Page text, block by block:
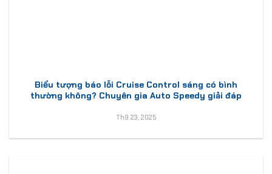
Biểu tượng báo lỗi Cruise Control sáng có bình
thường không? Chuyên gia Auto Speedy giải đáp
Th9 23, 2025